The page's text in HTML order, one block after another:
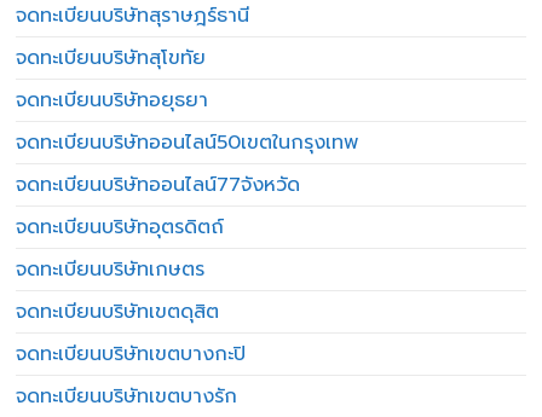
จดทะเบียนบริษัทสุราษฎร์ธานี
จดทะเบียนบริษัทสุโขทัย
จดทะเบียนบริษัทอยุธยา
จดทะเบียนบริษัทออนไลน์50เขตในกรุงเทพ
จดทะเบียนบริษัทออนไลน์77จังหวัด
จดทะเบียนบริษัทอุตรดิตถ์
จดทะเบียนบริษัทเกษตร
จดทะเบียนบริษัทเขตดุสิต
จดทะเบียนบริษัทเขตบางกะปิ
จดทะเบียนบริษัทเขตบางรัก